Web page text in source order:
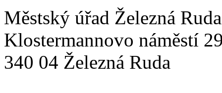
Městský úřad Železná Ruda
Klostermannovo náměstí
340 04 Železná Ruda